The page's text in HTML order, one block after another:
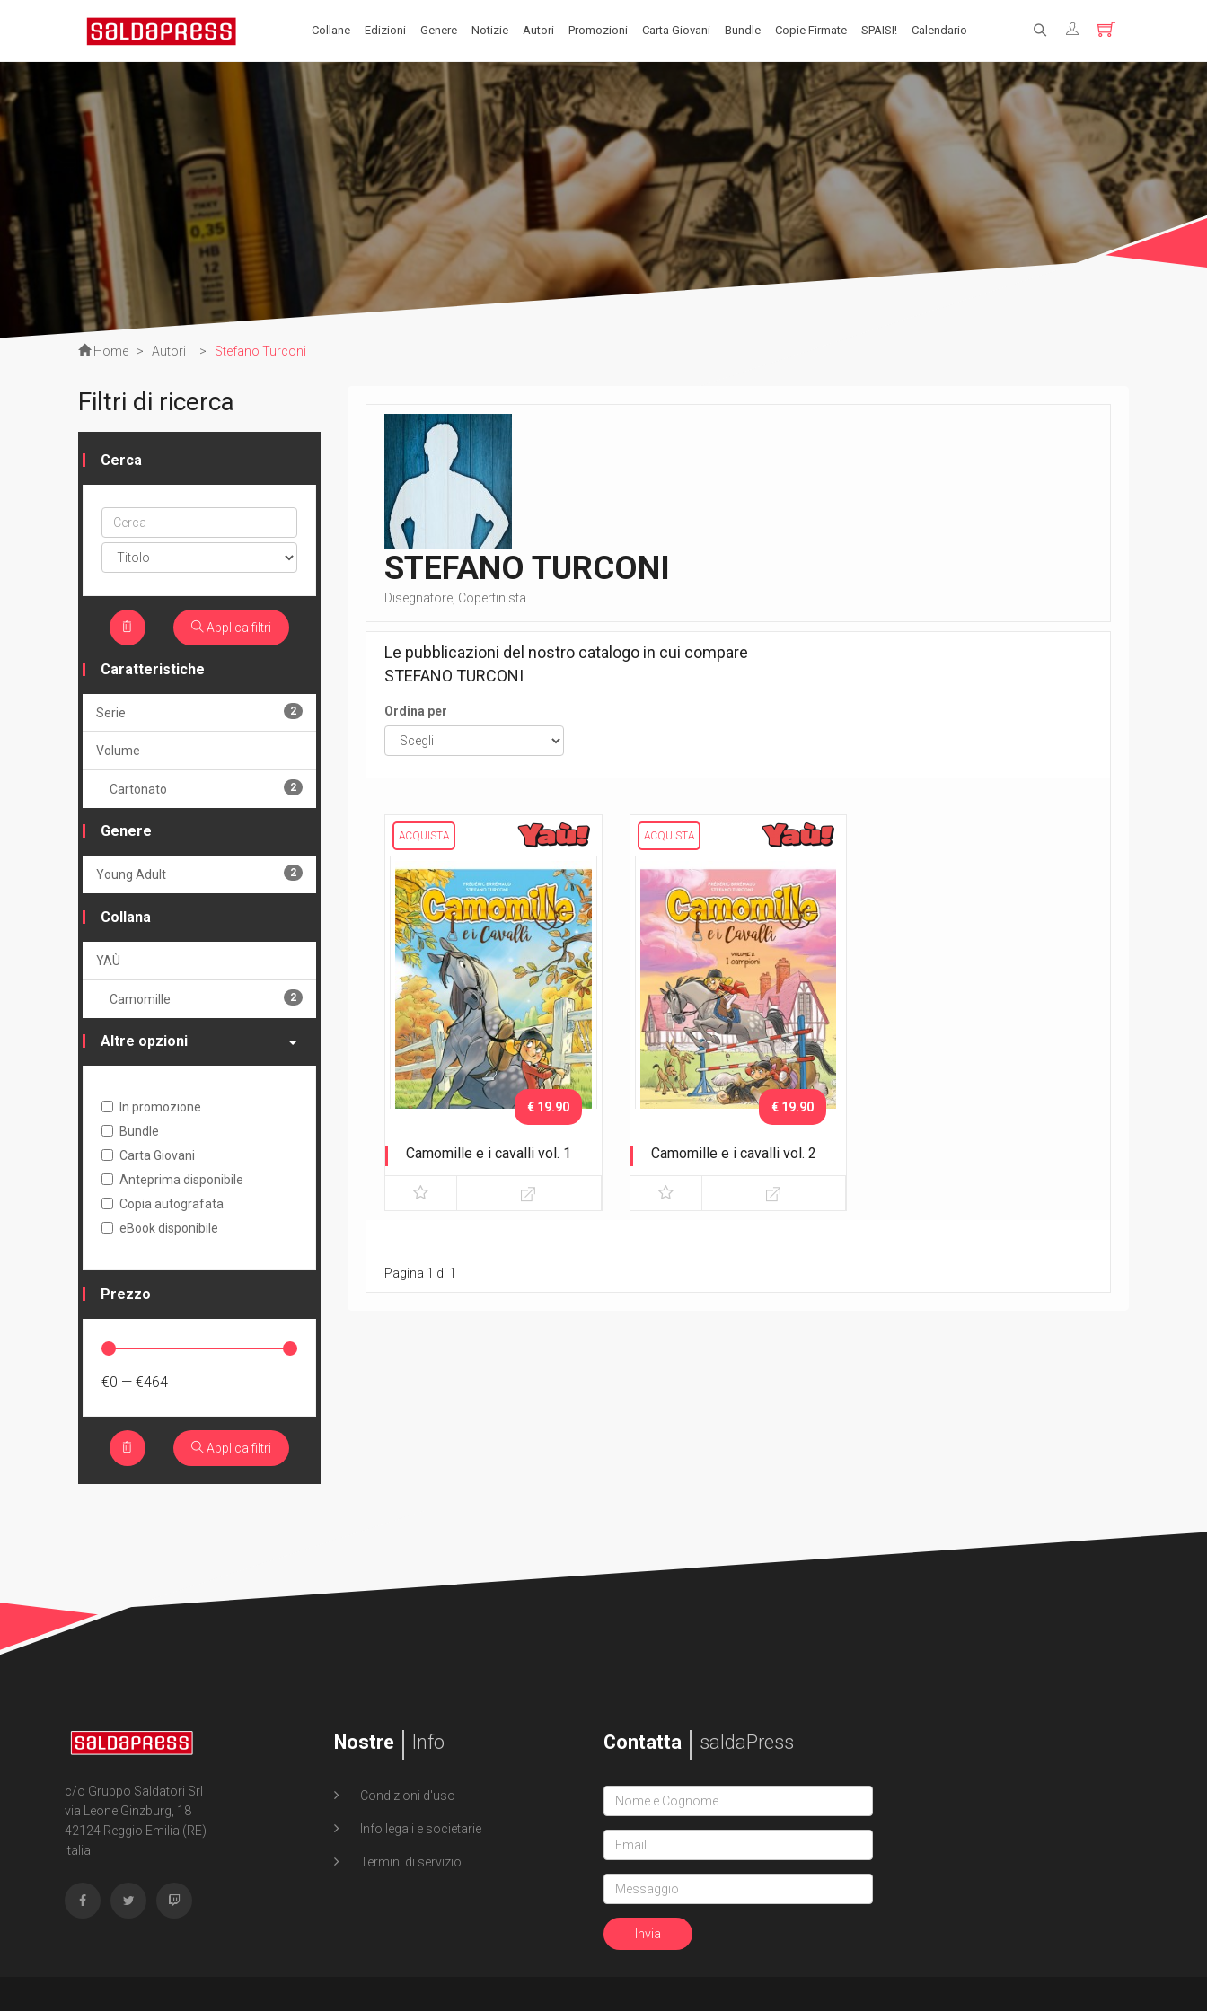
Collane Edizioni Genere Notizie Autori Promozioni Carta Giovani Bundle Copie Firmate SPAISI! Calendario
Registrati
Home > Autori > Stefano Turconi
STEFANO TURCONI
Disegnatore, Copertinista
Le pubblicazioni del nostro catalogo in cui compare
STEFANO TURCONI
Ordina per
ACQUISTA
Camomille e i cavalli vol. 1
€ 19.90
ACQUISTA
Camomille e i cavalli vol. 2
€ 19.90
Pagina 1 di 1
Filtri di ricerca
Cerca
Cerca
ptype
Applica filtri
Caratteristiche
Serie 2
Volume
Cartonato 2
Genere
Young Adult 2
Collana
YAÙ
Camomille 2
Altre opzioni
In promozione
Bundle
Carta Giovani
Anteprima disponibile
Copia autografata
eBook disponibile
Prezzo
€0 — €464
Applica filtri
c/o Gruppo Saldatori Srl
via Leone Ginzburg, 18
42124 Reggio Emilia (RE)
Italia
Nostre Info
Condizioni d'uso
Info legali e societarie
Termini di servizio
Contatta saldaPress